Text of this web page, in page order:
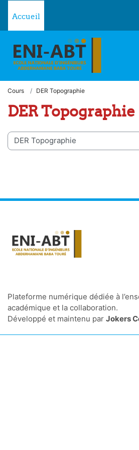
Accueil
Cours DER Topographie
DER Topographie
de cours
Plateforme numérique dédiée à
académique et la collaboration.
Développé et maintenu par Jokers